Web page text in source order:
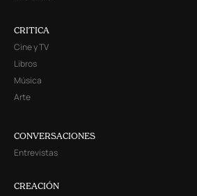
CRITICA
Cine y TV
Libros
Música
Arte
CONVERSACIONES
Entrevistas
CREACIÓN